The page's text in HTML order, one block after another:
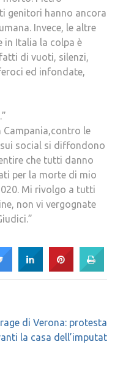
genitori hanno ancora
Invece, le altre
in Italia la colpa è
di vuoti, silenzi,
ed infondate,
Campania,contro le
social si diffondono
che tutti danno
per la morte di mio
Mi rivolgo a tutti
non vi vergognate
di Verona: protesta
la casa dell’imputat